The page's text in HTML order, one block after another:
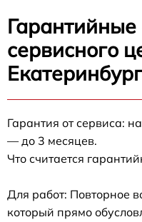
Гарантийные
сервисного
Гарантия от сервиса:
— до 3 месяцев.
Что считается
Для работ: Повторное
который прямо